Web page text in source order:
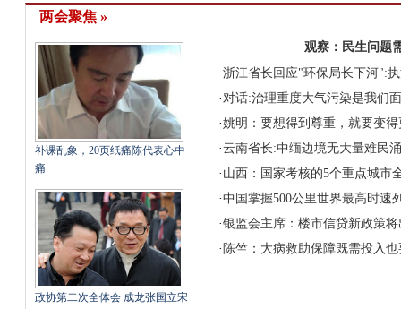
两会聚焦 »
补课乱象，20页纸痛陈代表心中
痛
政协第二次全体会 成龙张国立宋
观察：民生问题
·浙江省长回应"环保局长下河":
·对话:治理重度大气污染是我们
·姚明：要想得到尊重，就要变得
·云南省长:中缅边境无大量难民
· 山西：国家考核的5个重点城市
·中国掌握500公里世界最高时速
·银监会主席：楼市信贷新政策将
· 陈竺：大病救助保障既需投入